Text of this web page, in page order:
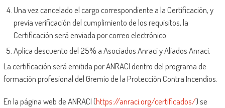
Una vez cancelado el cargo correspondiente a la Certificación, y
previa verificación del cumplimiento de los requisitos, la
Certificación será enviada por correo electrónico.
Aplica descuento del 25% a Asociados Anraci y Aliados Anraci.
La certificación será emitida por ANRACI dentro del programa de
formación profesional del Gremio de la Protección Contra Incendios.
En la página web de ANRACI (https://anraci.org/certificados/) se